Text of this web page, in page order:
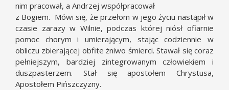
nim pracował, a Andrzej współpracował
z Bogiem. Mówi się, że przełom w jego życiu nastąpił w
czasie zarazy w Wilnie, podczas której niósł ofiarnie
pomoc chorym i umierającym, stając codziennie w
obliczu zbierającej obfite żniwo śmierci. Stawał się coraz
pełniejszym, bardziej zintegrowanym człowiekiem i
duszpasterzem. Stał się apostołem Chrystusa,
Apostołem Pińszczyzny.